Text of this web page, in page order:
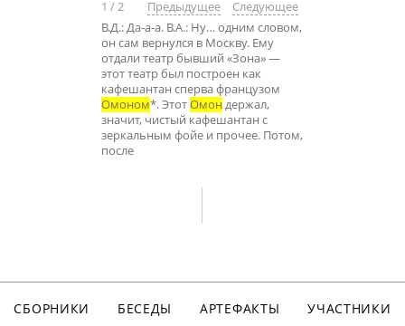
1 /2 Предыдущее
Следующее
В.Д.: Да-а-а. В.А.: Ну… одним словом,
он сам вернулся в Москву. Ему
отдали театр бывший «Зона» —
этот театр был построен как
кафешантан сперва французом
Омоном*. ЭтотОмон держал,
значит, чистый кафешантан с
зеркальным фойе и прочее. Потом,
после
СБОРНИКИ БЕСЕДЫ АРТЕФАКТЫ
УЧАСТНИКИ